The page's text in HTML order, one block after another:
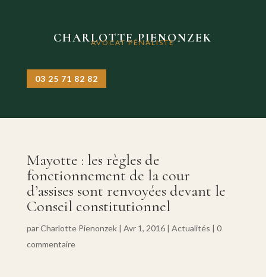
CHARLOTTE PIENONZEK
AVOCAT PÉNALISTE
03 25 71 82 82
Mayotte : les règles de
fonctionnement de la cour
d’assises sont renvoyées devant le
Conseil constitutionnel
parCharlotte Pienonzek| Avr 1, 2016| Actualités | 0
commentaire